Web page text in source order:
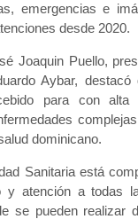
emergencias e
desde 2020.
Joaquin Puello,
Aybar,
para con alta
dominicano.
Sanitaria está
y atención a todas
se pueden realizar